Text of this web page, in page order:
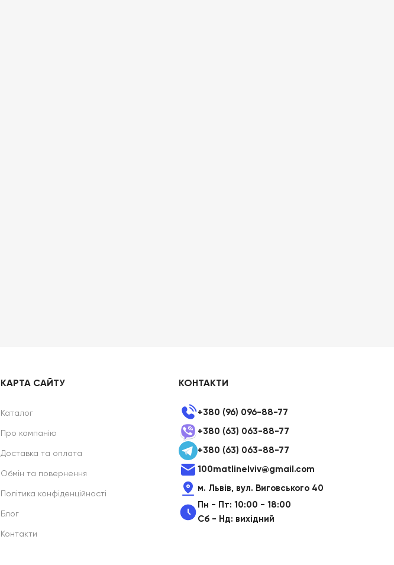
КАРТА САЙТУ
Каталог
Про компанію
Доставка та оплата
Обмін та повернення
Політика конфіденційності
Блог
Контакти
КОНТАКТИ
+380 (96) 096-88-77
+380 (63) 063-88-77
+380 (63) 063-88-77
100matlinelviv@gmail.com
м. Львів, вул. Виговського 40
Пн - Пт: 10:00 - 18:00
Сб - Нд: вихідний